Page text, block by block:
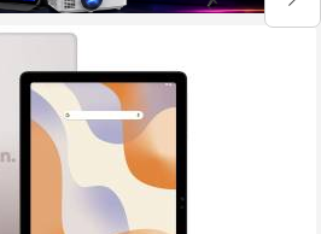
antes de 13Hs.